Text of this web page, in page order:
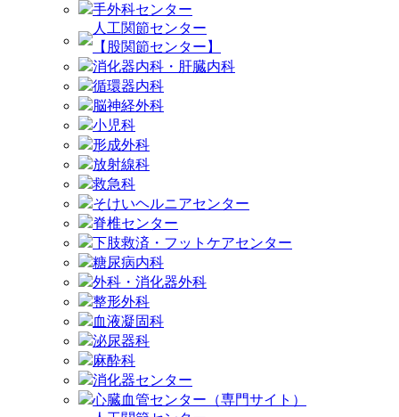
手外科センター
人工関節センター
【股関節センター】
消化器内科・肝臓内科
循環器内科
脳神経外科
小児科
形成外科
放射線科
救急科
そけいヘルニアセンター
脊椎センター
下肢救済・フットケアセンター
糖尿病内科
外科・消化器外科
整形外科
血液凝固科
泌尿器科
麻酔科
消化器センター
心臓血管センター（専門サイト）